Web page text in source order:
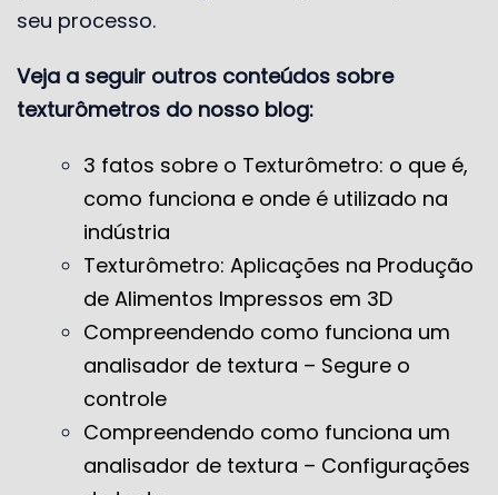
seu processo.
Veja a seguir outros conteúdos sobre
texturômetros do nosso blog:
3 fatos sobre o Texturômetro: o que é,
como funciona e onde é utilizado na
indústria
Texturômetro: Aplicações na Produção
de Alimentos Impressos em 3D
Compreendendo como funciona um
analisador de textura – Segure o
controle
Compreendendo como funciona um
analisador de textura – Configurações